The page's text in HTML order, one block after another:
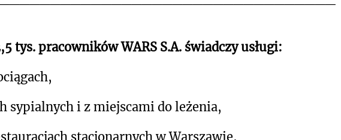
tys. pracowników WARS S.A. świadczy usługi:
sypialnych i z miejscami do leżenia,
stacjonarnych w Warszawie,